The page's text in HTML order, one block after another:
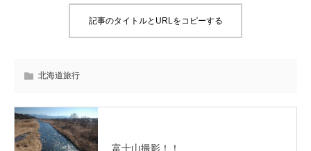
記事のタイトルとURLをコピーする
北海道旅行
富士山撮影！！